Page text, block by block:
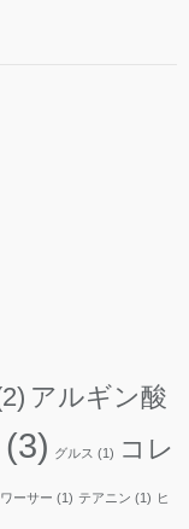
アルギン酸
(3) グルス (1)
コレ
ーサー (1) テアニン (1) ヒ